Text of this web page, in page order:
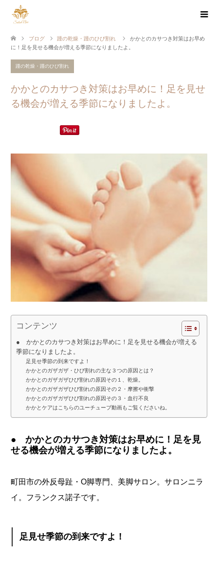
ブログ 踵の乾燥・踵のひび割れ
かかとのカサつき対策はお早め
に！足を見せる機会が増える季節になりましたよ。
踵の乾燥・踵のひび割れ
かかとのカサつき対策はお早めに！足を見せ
る機会が増える季節になりましたよ。
コンテンツ
● かかとのカサつき対策はお早めに！足を見せる機会が増える
季節になりましたよ。
足見せ季節の到来ですよ！
かかとのガザガザ・ひび割れの主な３つの原因とは？
かかとのガザガザひび割れの原因その１、乾燥。
かかとのガザガザひび割れの原因その２・摩擦や衝撃
かかとのガザガザひび割れの原因その３・血行不良
かかとケアはこちらのユーチューブ動画もご覧くださいね。
● かかとのカサつき対策はお早めに！足を見
せる機会が増える季節になりましたよ。
町田市の外反母趾・O脚専門、美脚サロン。サロンニラ
イ。フランクス諾子です。
足見せ季節の到来ですよ！